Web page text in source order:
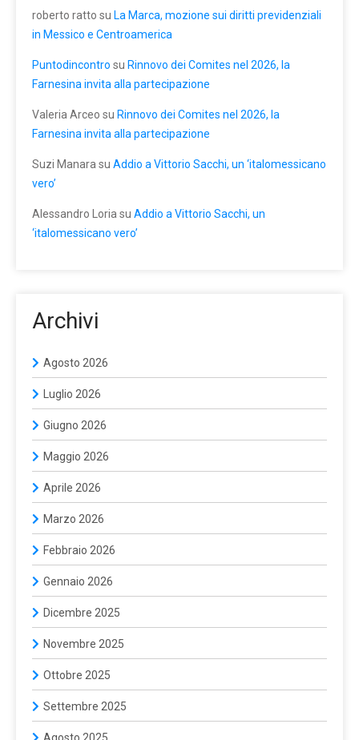
roberto ratto su La Marca, mozione sui diritti previdenziali
in Messico e Centroamerica
Puntodincontro su Rinnovo dei Comites nel 2026, la
Farnesina invita alla partecipazione
Valeria Arceo su Rinnovo dei Comites nel 2026, la
Farnesina invita alla partecipazione
Suzi Manara su Addio a Vittorio Sacchi, un ‘italomessicano
vero’
Alessandro Loria su Addio a Vittorio Sacchi, un
‘italomessicano vero’
Archivi
Agosto 2026
Luglio 2026
Giugno 2026
Maggio 2026
Aprile 2026
Marzo 2026
Febbraio 2026
Gennaio 2026
Dicembre 2025
Novembre 2025
Ottobre 2025
Settembre 2025
Agosto 2025